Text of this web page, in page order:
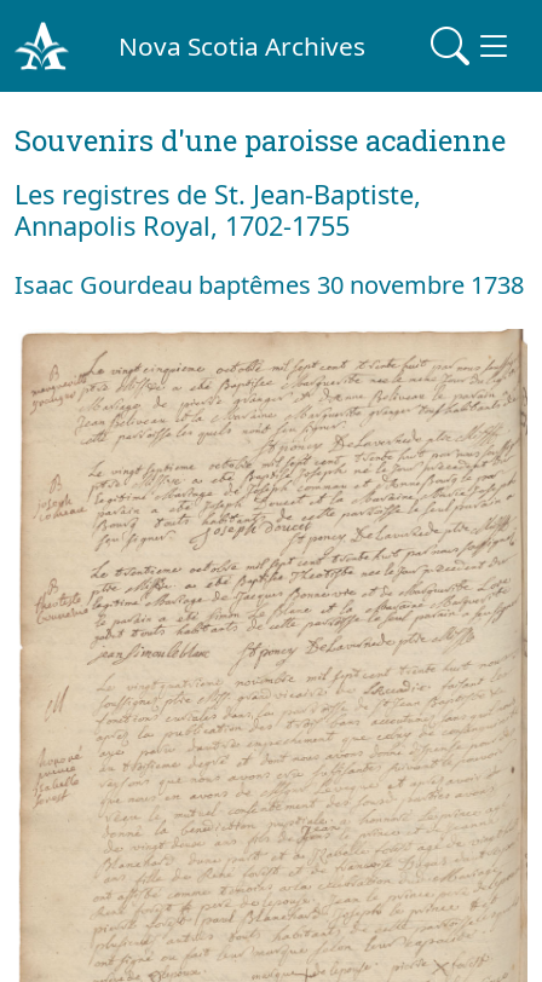
Nova Scotia Archives
Souvenirs d'une paroisse acadienne
Les registres de St. Jean-Baptiste,
Annapolis Royal, 1702-1755
Isaac Gourdeau baptêmes 30 novembre 1738